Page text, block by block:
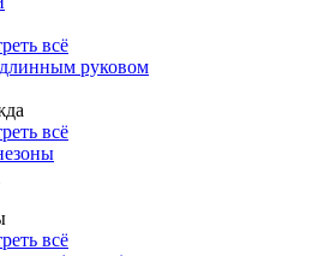
всё
руковом
всё
всё